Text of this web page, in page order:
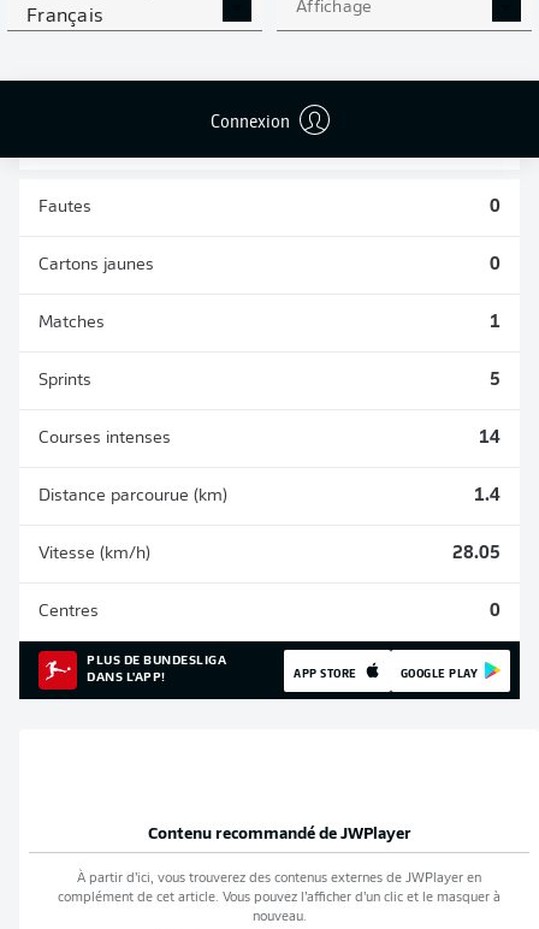
Français Affichage
Connexion
2 2
Fautes 0
Cartons jaunes 0
Matches 1
Sprints 5
Courses intenses 14
Distance parcourue (km) 1.4
Vitesse (km/h) 28.05
Centres 0
PLUS DE BUNDESLIGA
DANS L'APP!
APP STORE GOOGLE PLAY
Contenu recommandé de JWPlayer
À partir d’ici, vous trouverez des contenus externes de JWPlayer en
complément de cet article. Vous pouvez l’afficher d’un clic et le masquer à
nouveau.